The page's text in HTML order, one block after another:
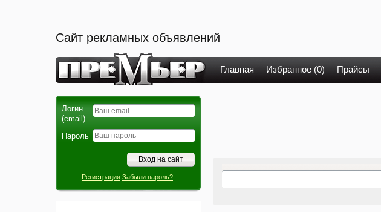
Сайт рекламных объявлений
Главная Избранное (0) Прайсы
Логин
(email)
Пароль
Регистрация Забыли пароль?